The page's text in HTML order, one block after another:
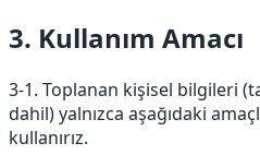
3. Kullanım Amacı
3-1. Toplanan kişisel bilgileri
dahil) yalnızca aşağıdaki
kullanırız.